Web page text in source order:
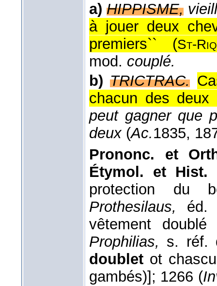
a) HIPPISME,
à jouer deux
premiers`` (St-
mod. couplé.
b) TRICTRAC.
chacun des
peut gagner que
deux(Ac.1835,
Prononc. et
Étymol. et Hist.
protection du
Prothesilaus,
éd.
vêtement
Prophilias, s.
doublet ot
gambés)]; 1266 (